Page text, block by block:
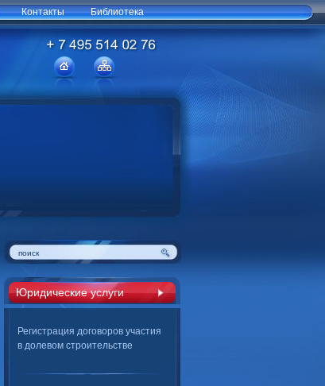
Контакты Библиотека
Юридические услуги
Регистрация договоров участия
в долевом строительстве